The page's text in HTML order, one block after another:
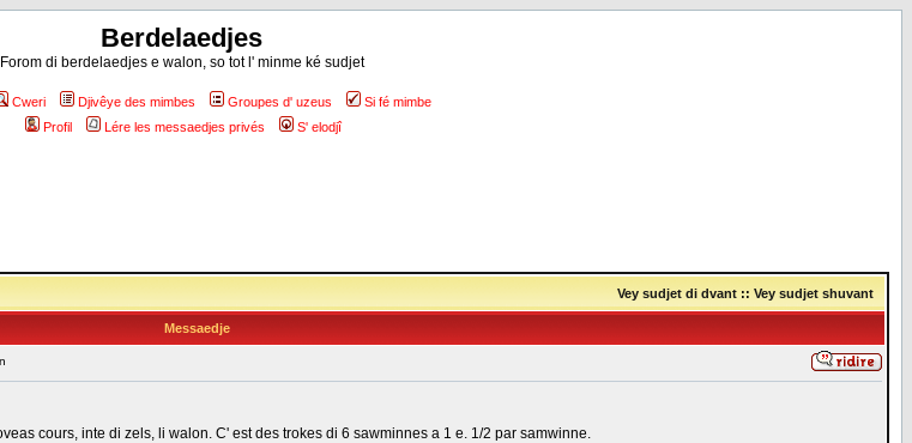
Berdelaedjes
Forom di berdelaedjes e walon, so tot l' minme ké sudjet
Cweri Djivêye des mimbes Groupes d' uzeus
Si fé mimbe
Profil
Lére les messaedjes privés S' elodjî
Vey sudjet di dvant :: Vey sudjet shuvant
Messaedje
cours, inte di zels, li walon. C' est des trokes di 6 sawminnes a 1 e. 1/2 par samwinne.